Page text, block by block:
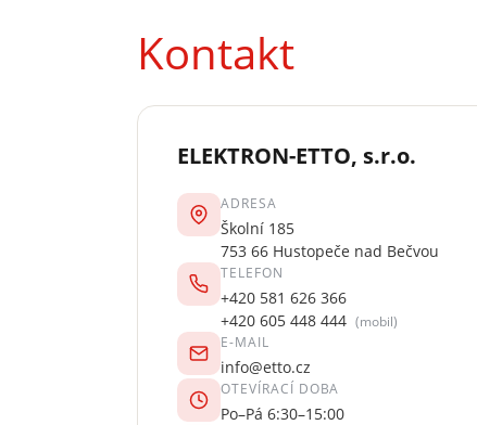
Kontakt
ELEKTRON-ETTO, s.r.o.
ADRESA
Školní 185
753 66 Hustopeče nad Bečvou
TELEFON
+420 581 626 366
+420 605 448 444 (mobil)
E-MAIL
info@etto.cz
OTEVÍRACÍ DOBA
Po–Pá 6:30–15:00